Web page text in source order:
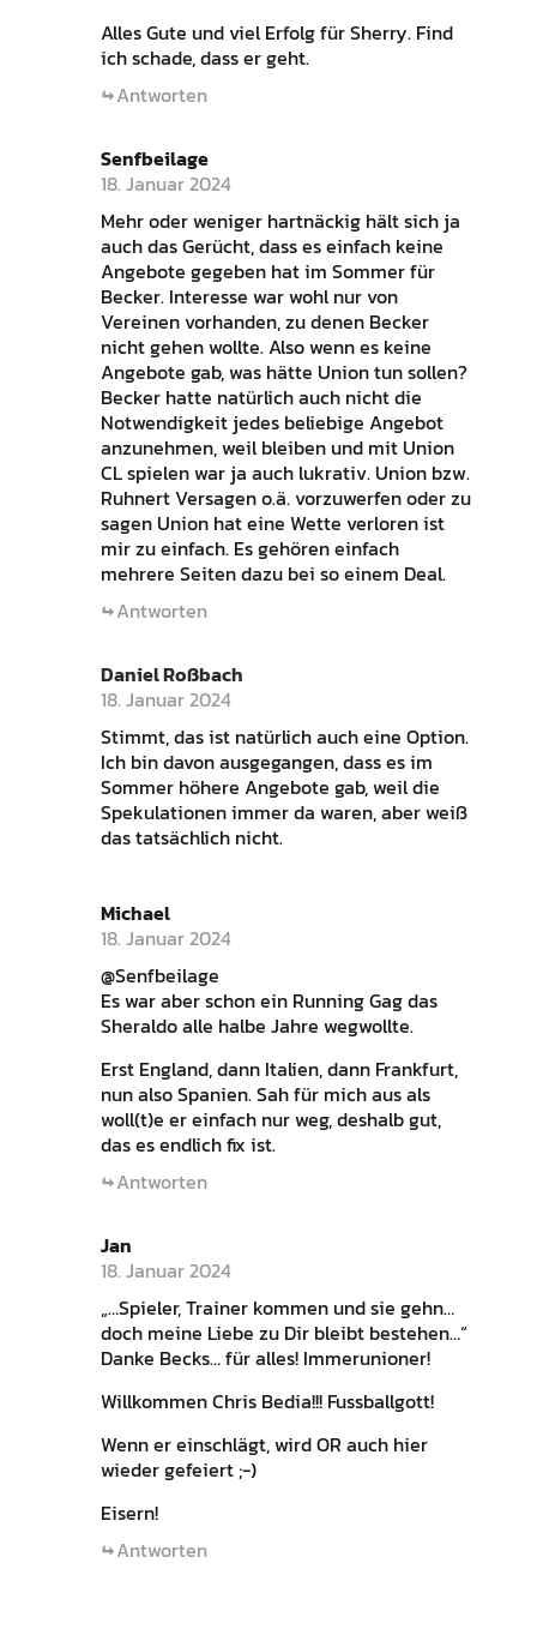
Alles Gute und viel Erfolg für Sherry. Find
ich schade, dass er geht.
Antworten
Senfbeilage
18. Januar 2024
Mehr oder weniger hartnäckig hält sich ja
auch das Gerücht, dass es einfach keine
Angebote gegeben hat im Sommer für
Becker. Interesse war wohl nur von
Vereinen vorhanden, zu denen Becker
nicht gehen wollte. Also wenn es keine
Angebote gab, was hätte Union tun sollen?
Becker hatte natürlich auch nicht die
Notwendigkeit jedes beliebige Angebot
anzunehmen, weil bleiben und mit Union
CL spielen war ja auch lukrativ. Union bzw.
Ruhnert Versagen o.ä. vorzuwerfen oder zu
sagen Union hat eine Wette verloren ist
mir zu einfach. Es gehören einfach
mehrere Seiten dazu bei so einem Deal.
Antworten
Daniel Roßbach
18. Januar 2024
Stimmt, das ist natürlich auch eine Option.
Ich bin davon ausgegangen, dass es im
Sommer höhere Angebote gab, weil die
Spekulationen immer da waren, aber weiß
das tatsächlich nicht.
Michael
18. Januar 2024
@Senfbeilage
Es war aber schon ein Running Gag das
Sheraldo alle halbe Jahre wegwollte.
Erst England, dann Italien, dann Frankfurt,
nun also Spanien. Sah für mich aus als
woll(t)e er einfach nur weg, deshalb gut,
das es endlich fix ist.
Antworten
Jan
18. Januar 2024
„…Spieler, Trainer kommen und sie gehn…
doch meine Liebe zu Dir bleibt bestehen…“
Danke Becks… für alles! Immerunioner!
Willkommen Chris Bedia!!! Fussballgott!
Wenn er einschlägt, wird OR auch hier
wieder gefeiert ;-)
Eisern!
Antworten